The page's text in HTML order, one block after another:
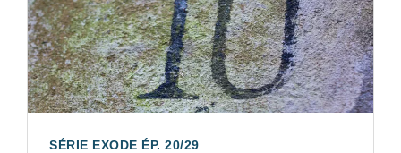
SÉRIE EXODE ÉP. 20/29